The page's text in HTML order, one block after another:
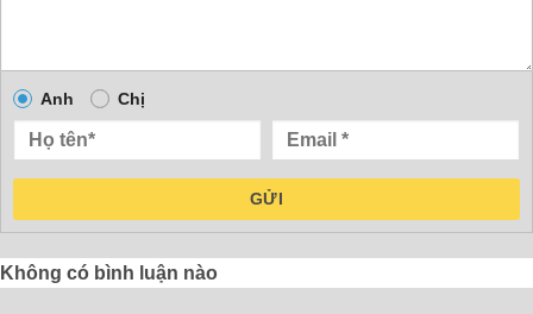
Anh Chị
GỬI
Không có bình luận nào